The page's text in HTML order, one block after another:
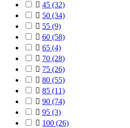
 45 (32)
 50 (34)
 55 (9)
 60 (58)
 65 (4)
 70 (28)
 75 (26)
 80 (55)
 85 (11)
 90 (74)
 95 (3)
 100 (26)